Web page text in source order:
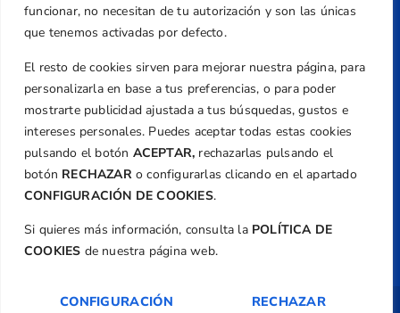
funcionar, no necesitan de tu autorización y son las únicas
que tenemos activadas por defecto.
El resto de cookies sirven para mejorar nuestra página, para
personalizarla en base a tus preferencias, o para poder
mostrarte publicidad ajustada a tus búsquedas, gustos e
intereses personales. Puedes aceptar todas estas cookies
pulsando el botón ACEPTAR, rechazarlas pulsando el
botón RECHAZARo configurarlas clicando en el apartado
CONFIGURACIÓN DE COOKIES.
Si quieres más información, consulta la POLÍTICA DE
COOKIES de nuestra página web.
CONFIGURACIÓN RECHAZAR
Email
federacion@golfcv.com
Aviso Legal
Política de Privacidad
Transparencia
Normativa
Federación